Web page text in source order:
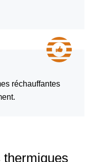
réchauffantes
thermiques